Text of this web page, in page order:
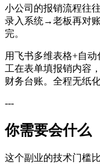
小公司的报销流程往
录入系统→老板再对
完。
用飞书多维表格+自
工在表单填报销内容
财务台账。全程无纸
---
你需要会什么
这个副业的技术门槛